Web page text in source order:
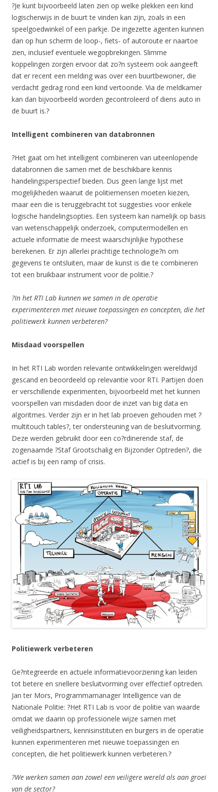
?Je kunt bijvoorbeeld laten zien op welke plekken een kind
logischerwijs in de buurt te vinden kan zijn, zoals in een
speelgoedwinkel of een parkje. De ingezette agenten kunnen
dan op hun scherm de loop-, fiets- of autoroute er naartoe
zien, inclusief eventuele wegopbrekingen. Slimme
koppelingen zorgen ervoor dat zo?n systeem ook aangeeft
dat er recent een melding was over een buurtbewoner, die
verdacht gedrag rond een kind vertoonde. Via de meldkamer
kan dan bijvoorbeeld worden gecontroleerd of diens auto in
de buurt is.?
Intelligent combineren van databronnen
?Het gaat om het intelligent combineren van uiteenlopende
databronnen die samen met de beschikbare kennis
handelingsperspectief bieden. Dus geen lange lijst met
mogelijkheden waaruit de politiemensen moeten kiezen,
maar een die is teruggebracht tot suggesties voor enkele
logische handelingsopties. Een systeem kan namelijk op basis
van wetenschappelijk onderzoek, computermodellen en
actuele informatie de meest waarschijnlijke hypothese
berekenen. Er zijn allerlei prachtige technologie?n om
gegevens te ontsluiten, maar de kunst is die te combineren
tot een bruikbaar instrument voor de politie.?
?In het RTI Lab kunnen we samen in de operatie
experimenteren met nieuwe toepassingen en concepten, die het
politiewerk kunnen verbeteren?
Misdaad voorspellen
In het RTI Lab worden relevante ontwikkelingen wereldwijd
gescand en beoordeeld op relevantie voor RTI. Partijen doen
er verschillende experimenten, bijvoorbeeld met het kunnen
voorspellen van misdaden door de inzet van big data en
algoritmes. Verder zijn er in het lab proeven gehouden met ?
multitouch tables?, ter ondersteuning van de besluitvorming.
Deze werden gebruikt door een co?rdinerende staf, de
zogenaamde ?Staf Grootschalig en Bijzonder Optreden?, die
actief is bij een ramp of crisis.
Politiewerk verbeteren
Ge?ntegreerde en actuele informatievoorziening kan leiden
tot betere en snellere besluitvorming over effectief optreden.
Jan ter Mors, Programmamanager Intelligence van de
Nationale Politie: ?Het RTI Lab is voor de politie van waarde
omdat we daarin op professionele wijze samen met
veiligheidspartners, kennisinstituten en burgers in de operatie
kunnen experimenteren met nieuwe toepassingen en
concepten, die het politiewerk kunnen verbeteren.?
?We werken samen aan zowel een veiligere wereld als aan groei
van de sector?